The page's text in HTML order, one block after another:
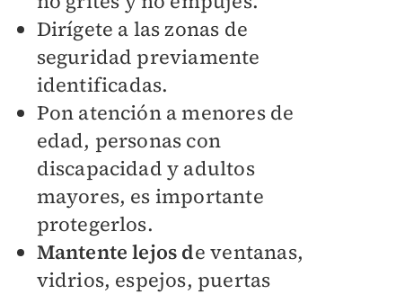
Dirígete a las zonas de
seguridad previamente
identificadas.
Pon atención a menores de
edad, personas con
discapacidad y adultos
mayores, es importante
protegerlos.
Mantente lejos de ventanas,
vidrios, espejos, puertas